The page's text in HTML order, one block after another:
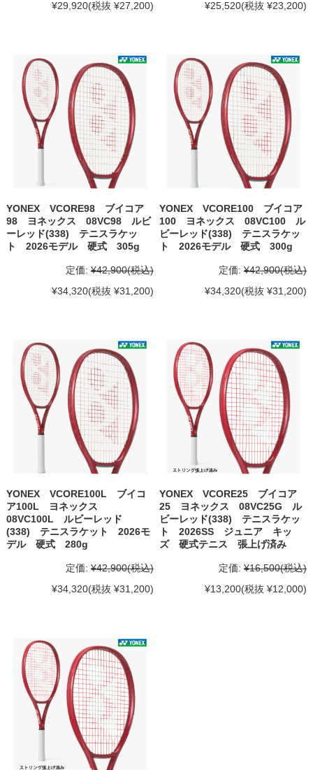
¥29,920(税抜 ¥27,200)
¥25,520(税抜 ¥23,200)
YONEX VCORE98 ブイコア
98 ヨネックス 08VC98 ルビ
ーレッド(338) テニスラケッ
ト 2026モデル 硬式 305g
定価: ¥42,900(税込)
¥34,320(税抜 ¥31,200)
YONEX VCORE100 ブイコア
100 ヨネックス 08VC100 ル
ビーレッド(338) テニスラケッ
ト 2026モデル 硬式 300g
定価: ¥42,900(税込)
¥34,320(税抜 ¥31,200)
YONEX VCORE100L ブイコ
ア100L ヨネックス
08VC100L ルビーレッド
(338) テニスラケット 2026モ
デル 硬式 280g
定価: ¥42,900(税込)
¥34,320(税抜 ¥31,200)
YONEX VCORE25 ブイコア
25 ヨネックス 08VC25G ル
ビーレッド(338) テニスラケッ
ト 2026SS ジュニア キッ
ズ 硬式テニス 張上げ済み
定価: ¥16,500(税込)
¥13,200(税抜 ¥12,000)